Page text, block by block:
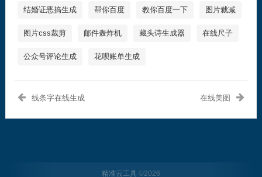
结婚证恶搞生成 帮你百度 教你百度一下 图片裁减
图片css裁剪 邮件轰炸机 藏头诗生成器 在线尺子
公众号评论生成 花呗账单生成
线条字在线生成 在线美图
精准云工具 ©2026